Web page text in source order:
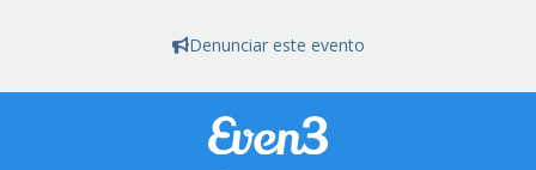
Denunciar este evento